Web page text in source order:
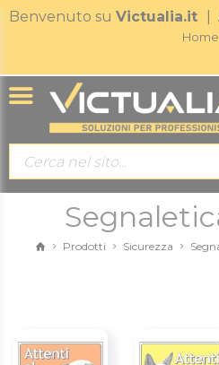
Benvenuto su Victualia.it
Prodotti Sicurezza